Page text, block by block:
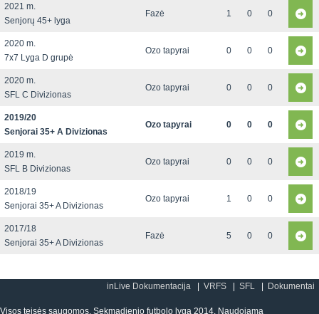
2021 m.
Senjorų 45+ lyga
Fazė 1 0 0
2020 m.
7x7 Lyga D grupė
Ozo tapyrai 0 0 0
2020 m.
SFL C Divizionas
Ozo tapyrai 0 0 0
2019/20
Senjorai 35+ A Divizionas
Ozo tapyrai 0 0 0
2019 m.
SFL B Divizionas
Ozo tapyrai 0 0 0
2018/19
Senjorai 35+ A Divizionas
Ozo tapyrai 1 0 0
2017/18
Senjorai 35+ A Divizionas
Fazė 5 0 0
inLive Dokumentacija VRFS SFL Dokumentai
Visos teisės saugomos. Sekmadienio futbolo lyga 2014. Naudojama